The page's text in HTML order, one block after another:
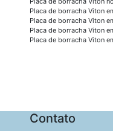
Placa de borracha Viton
Placa de borracha Viton
Placa de borracha Viton
Placa de borracha Viton
Contato